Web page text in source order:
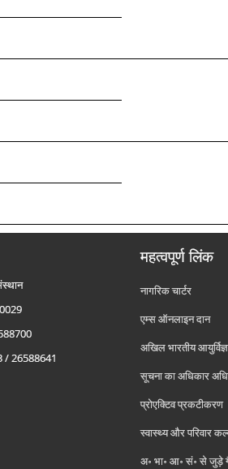
/ 26588641
महत्वपूर्ण लिंक
नागरिक चार्टर
एम्स ऑनलाइन दान
अखिल भारतीय
सूचना का अधिकार
प्रोएक्टिव प्रकटीकरण
स्वास्थ्य और परिवार
अ॰ भा॰ आ॰ सं॰ से जुड़े